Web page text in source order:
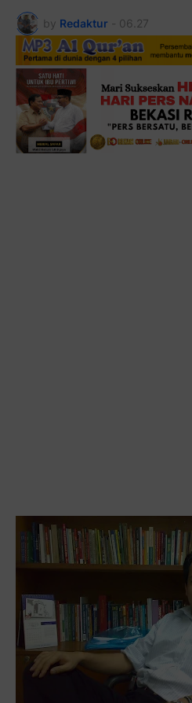
by Redaktur - 06.27